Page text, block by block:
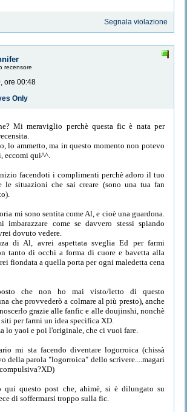
Segnala violazione
recensore
ore 00:48
Only
Mi meraviglio perchè questa fic è nata per
lo ammetto, ma in questo momento non potevo
eccomi qui^^.
facendoti i complimenti perchè adoro il tuo
le situazioni che sai creare (sono una tua fan
mi sono sentita come Al, e cioè una guardona.
imbarazzare come se davvero stessi spiando
dovuto vedere.
di Al, avrei aspettata sveglia Ed per farmi
tanto di occhi a forma di cuore e bavetta alla
fiondata a quella porta per ogni maledetta cena
che non ho mai visto/letto di questo
che provvederò a colmare al più presto), anche
grazie alle fanfic e alle doujinshi, nonchè
per farmi un idea specifica XD.
lo yaoi e poi l'originale, che ci vuoi fare.
mi sta facendo diventare logorroica (chissà
della parola "logorroica" dello scrivere....magari
qui questo post che, ahimè, si è dilungato su
di soffermarsi troppo sulla fic.